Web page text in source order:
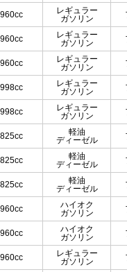
レギュラー
ガソリン
レギュラー
ガソリン
レギュラー
ガソリン
レギュラー
ガソリン
レギュラー
ガソリン
軽油
ディーゼル
軽油
ディーゼル
軽油
ディーゼル
ハイオク
ガソリン
ハイオク
ガソリン
レギュラー
ガソリン